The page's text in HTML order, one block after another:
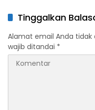
Tinggalkan
Alamat email Anda tidak
wajib ditandai *